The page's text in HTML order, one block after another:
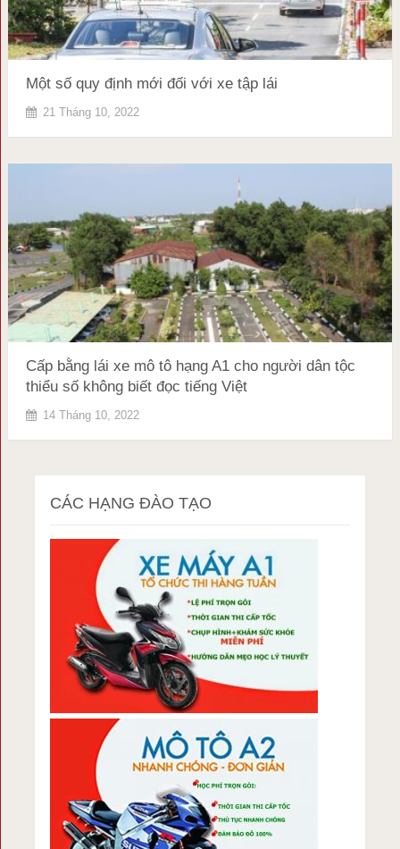
Một số quy định mới đối với xe tập lái
21 Tháng 10, 2022
Cấp bằng lái xe mô tô hạng A1 cho người dân tộc
thiểu số không biết đọc tiếng Việt
14 Tháng 10, 2022
CÁC HẠNG ĐÀO TẠO